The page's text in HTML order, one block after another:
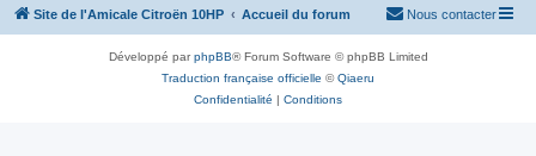
Site de l'Amicale Citroën 10HP Accueil du forum Nous contacter
Développé parphpBB® Forum Software © phpBB Limited
Traduction française officielle ©Qiaeru
Confidentialité | Conditions